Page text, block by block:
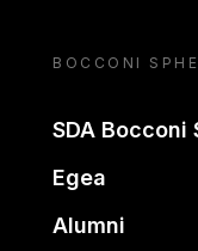
BOCCONI
SDA Bocconi
Egea
Alumni